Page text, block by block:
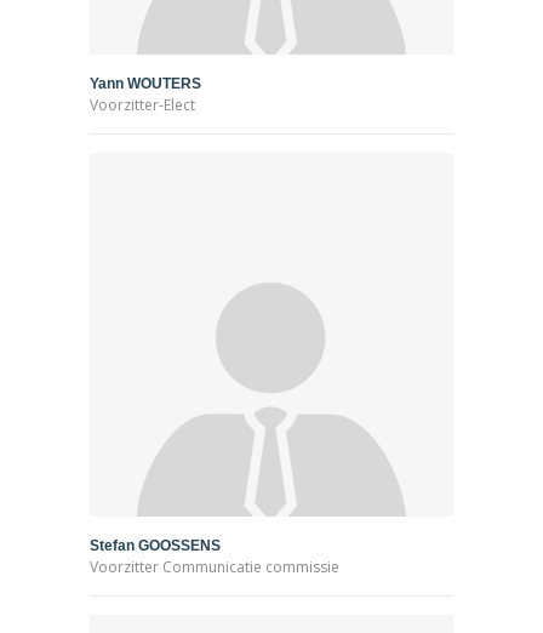
Yann WOUTERS
Voorzitter-Elect
Stefan GOOSSENS
Voorzitter Communicatie commissie